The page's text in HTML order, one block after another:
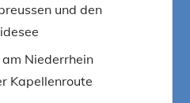
und den
Niederrhein
Kapellenroute